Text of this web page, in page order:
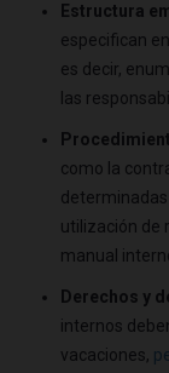
Estructura
especifican
es decir,
las
como la
utilización de
manual
Derechos y
internos
vacaciones,